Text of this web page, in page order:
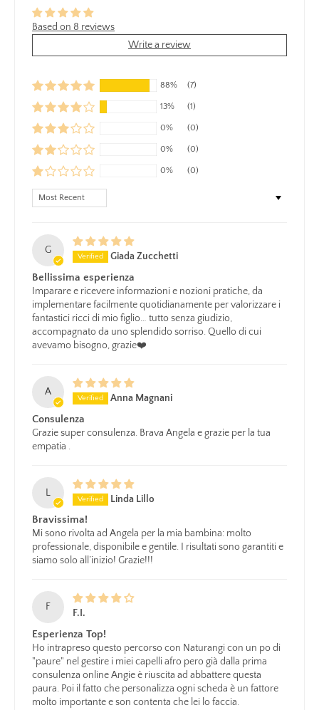
Based on 8 reviews
Write a review
88% (7)
13% (1)
0% (0)
0% (0)
0% (0)
Sort by
G
Giada Zucchetti
Bellissima esperienza
Imparare e ricevere informazioni e nozioni pratiche, da
implementare facilmente quotidianamente per valorizzare i
fantastici ricci di mio figlio… tutto senza giudizio,
accompagnato da uno splendido sorriso. Quello di cui
avevamo bisogno, grazie❤️
A
Anna Magnani
Consulenza
Grazie super consulenza. Brava Angela e grazie per la tua
empatia .
L
Linda Lillo
Bravissima!
Mi sono rivolta ad Angela per la mia bambina: molto
professionale, disponibile e gentile. I risultati sono garantiti e
siamo solo all’inizio! Grazie!!!
F
F.I.
Esperienza Top!
Ho intrapreso questo percorso con Naturangi con un po di
"paure" nel gestire i miei capelli afro pero già dalla prima
consulenza online Angie è riuscita ad abbattere questa
paura. Poi il fatto che personalizza ogni scheda è un fattore
molto importante e son contenta che lei lo faccia.